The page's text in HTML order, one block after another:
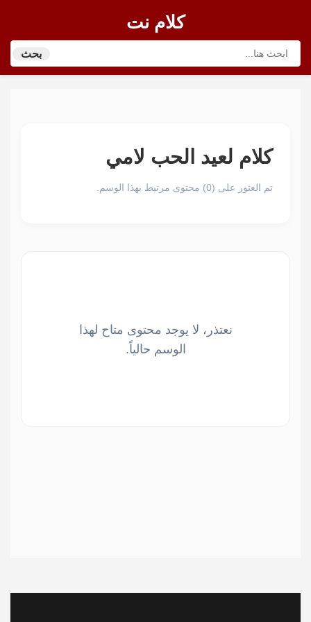
كلام نت
بحث
كلام لعيد الحب لامي
تم العثور على (0) محتوى مرتبط بهذا الوسم.
نعتذر، لا يوجد محتوى متاح لهذا
الوسم حالياً.